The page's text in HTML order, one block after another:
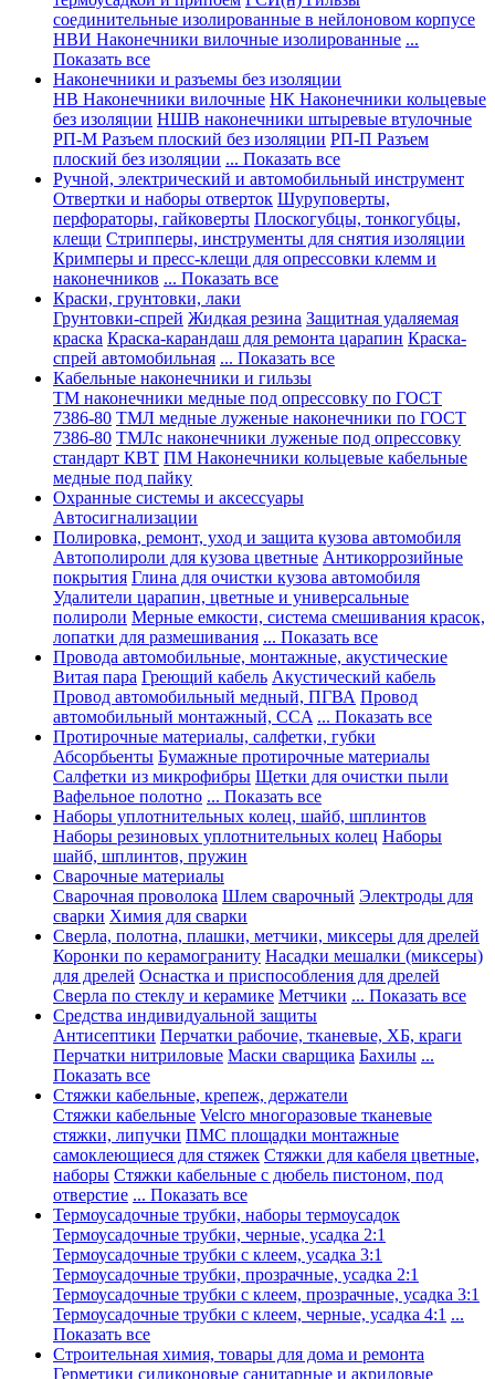
соединительные изолированные в нейлоновом корпусе
НВИ Наконечники вилочные изолированные ...
Показать все
Наконечники и разъемы без изоляции
НВ Наконечники вилочные НК Наконечники кольцевые
без изоляции НШВ наконечники штыревые втулочные
РП-М Разъем плоский без изоляции РП-П Разъем
плоский без изоляции ... Показать все
Ручной, электрический и автомобильный инструмент
Отвертки и наборы отверток Шуруповерты,
перфораторы, гайковерты Плоскогубцы, тонкогубцы,
клещи Стрипперы, инструменты для снятия изоляции
Кримперы и пресс-клещи для опрессовки клемм и
наконечников ... Показать все
Краски, грунтовки, лаки
Грунтовки-спрей Жидкая резина Защитная удаляемая
краска Краска-карандаш для ремонта царапин Краска-
спрей автомобильная ... Показать все
Кабельные наконечники и гильзы
ТМ наконечники медные под опрессовку по ГОСТ
7386-80 ТМЛ медные луженые наконечники по ГОСТ
7386-80 ТМЛс наконечники луженые под опрессовку
стандарт КВТ ПМ Наконечники кольцевые кабельные
медные под пайку
Охранные системы и аксессуары
Автосигнализации
Полировка, ремонт, уход и защита кузова автомобиля
Автополироли для кузова цветные Антикоррозийные
покрытия Глина для очистки кузова автомобиля
Удалители царапин, цветные и универсальные
полироли Мерные емкости, система смешивания красок,
лопатки для размешивания ... Показать все
Провода автомобильные, монтажные, акустические
Витая пара Греющий кабель Акустический кабель
Провод автомобильный медный, ПГВА Провод
автомобильный монтажный, CCA ... Показать все
Протирочные материалы, салфетки, губки
Абсорбьенты Бумажные протирочные материалы
Салфетки из микрофибры Щетки для очистки пыли
Вафельное полотно ... Показать все
Наборы уплотнительных колец, шайб, шплинтов
Наборы резиновых уплотнительных колец Наборы
шайб, шплинтов, пружин
Сварочные материалы
Сварочная проволока Шлем сварочный Электроды для
сварки Химия для сварки
Сверла, полотна, плашки, метчики, миксеры для дрелей
Коронки по керамограниту Насадки мешалки (миксеры)
для дрелей Оснастка и приспособления для дрелей
Сверла по стеклу и керамике Метчики ... Показать все
Средства индивидуальной защиты
Антисептики Перчатки рабочие, тканевые, ХБ, краги
Перчатки нитриловые Маски сварщика Бахилы ...
Показать все
Стяжки кабельные, крепеж, держатели
Стяжки кабельные Velcro многоразовые тканевые
стяжки, липучки ПМС площадки монтажные
самоклеющиеся для стяжек Стяжки для кабеля цветные,
наборы Стяжки кабельные с дюбель пистоном, под
отверстие ... Показать все
Термоусадочные трубки, наборы термоусадок
Термоусадочные трубки, черные, усадка 2:1
Термоусадочные трубки с клеем, усадка 3:1
Термоусадочные трубки, прозрачные, усадка 2:1
Термоусадочные трубки с клеем, прозрачные, усадка 3:1
Термоусадочные трубки с клеем, черные, усадка 4:1 ...
Показать все
Строительная химия, товары для дома и ремонта
Герметики силиконовые санитарные и акриловые